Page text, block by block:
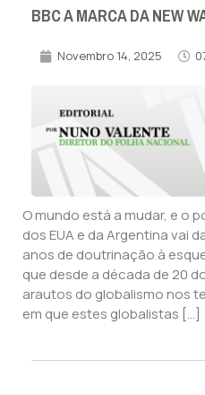
BBC A MARCA DA NEW
Novembro 14, 2025
O mundo está a mudar, e o
dos EUA e da Argentina vai
anos de doutrinação à
que desde a década de 20
arautos do globalismo nos
em que estes globalistas […]